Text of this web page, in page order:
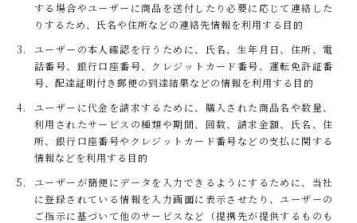
する場合やユーザーに商品を送付したり必要に応じて連絡した
りするため、氏名や住所などの連絡先情報を利用する目的
ユーザーの本人確認を行うために、氏名、生年月日、住所、電
話番号、銀行口座番号、クレジットカード番号、運転免許証番
号、配達証明付き郵便の到達結果などの情報を利用する目的
ユーザーに代金を請求するために、購入された商品名や数量、
利用されたサービスの種類や期間、回数、請求金額、氏名、住
所、銀行口座番号やクレジットカード番号などの支払に関する
情報などを利用する目的
ユーザーが簡便にデータを入力できるようにするために、当社
に登録されている情報を入力画面に表示させたり、ユーザーの
ご指示に基づいて他のサービスなど（提携先が提供するものも